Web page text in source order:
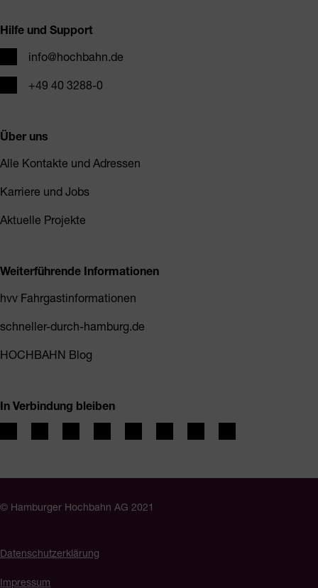
Hilfe und Support
E-Mailinfo@hochbahn.de
Telefon+49 40 3288-0
Über uns
Alle Kontakte und Adressen
Karriere und Jobs
Aktuelle Projekte
Weiterführende Informationen
hvv Fahrgastinformationen
schneller-durch-hamburg.de
HOCHBAHN Blog
In Verbindung bleiben
© Hamburger Hochbahn AG 2021
Datenschutzerklärung
Impressum